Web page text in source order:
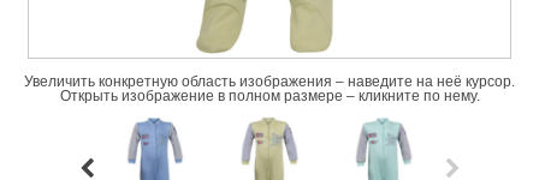
Увеличить конкретную область изображения – наведите на неё курсор.
Открыть изображение в полном размере – кликните по нему.